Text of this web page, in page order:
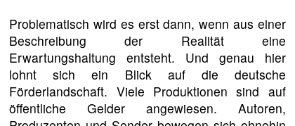
Problematisch wird es erst dann, wenn aus einer
Beschreibung der Realität eine
Erwartungshaltung entsteht. Und genau hier
lohnt sich ein Blick auf die deutsche
Förderlandschaft. Viele Produktionen sind auf
öffentliche Gelder angewiesen. Autoren,